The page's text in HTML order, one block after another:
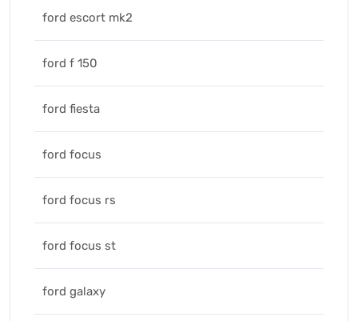
ford escort mk2
ford f 150
ford fiesta
ford focus
ford focus rs
ford focus st
ford galaxy